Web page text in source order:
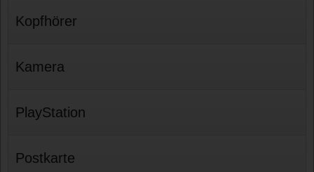
Kopfhörer
Kamera
PlayStation
Postkarte